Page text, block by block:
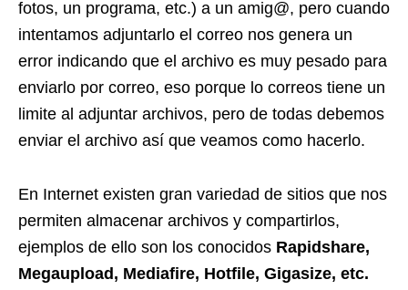
fotos, un programa, etc.) a un amig@, pero cuando
intentamos adjuntarlo el correo nos genera un
error indicando que el archivo es muy pesado para
enviarlo por correo, eso porque lo correos tiene un
limite al adjuntar archivos, pero de todas debemos
enviar el archivo así que veamos como hacerlo.
En Internet existen gran variedad de sitios que nos
permiten almacenar archivos y compartirlos,
ejemplos de ello son los conocidos Rapidshare,
Megaupload, Mediafire, Hotfile, Gigasize, etc.